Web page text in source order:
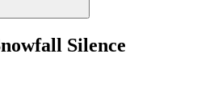
Silence